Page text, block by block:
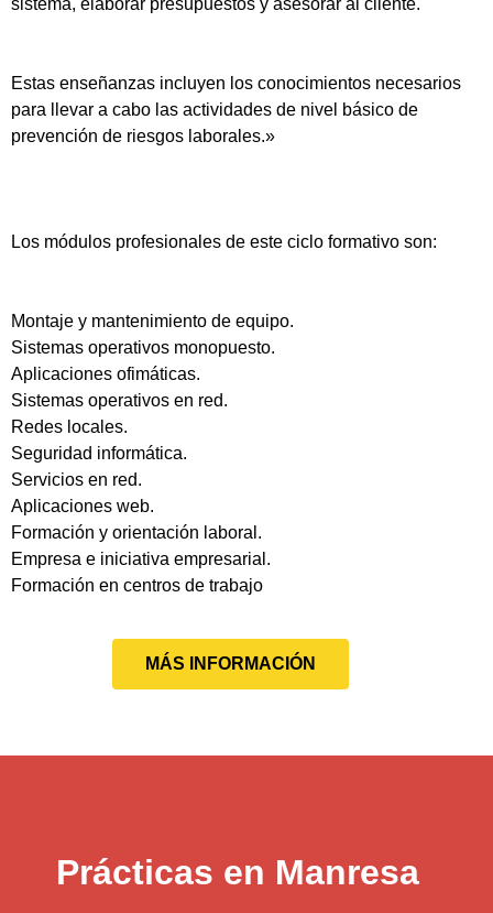
sistema, elaborar presupuestos y asesorar al cliente.
Estas enseñanzas incluyen los conocimientos necesarios
para llevar a cabo las actividades de nivel básico de
prevención de riesgos laborales.»
Los módulos profesionales de este ciclo formativo son:
Montaje y mantenimiento de equipo.
Sistemas operativos monopuesto.
Aplicaciones ofimáticas.
Sistemas operativos en red.
Redes locales.
Seguridad informática.
Servicios en red.
Aplicaciones web.
Formación y orientación laboral.
Empresa e iniciativa empresarial.
Formación en centros de trabajo
MÁS INFORMACIÓN
Prácticas en Manresa